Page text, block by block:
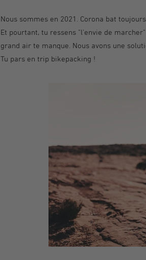
Nous sommes en 2021. Corona bat
Et pourtant, tu ressens "l'envie de
grand air te manque. Nous avons une
Tu pars en trip bikepacking !